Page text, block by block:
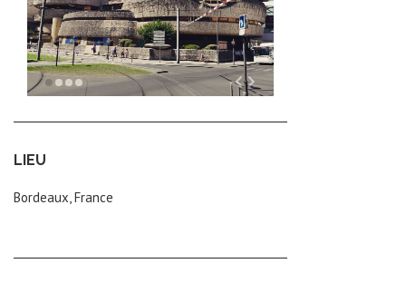
LIEU
Bordeaux, France